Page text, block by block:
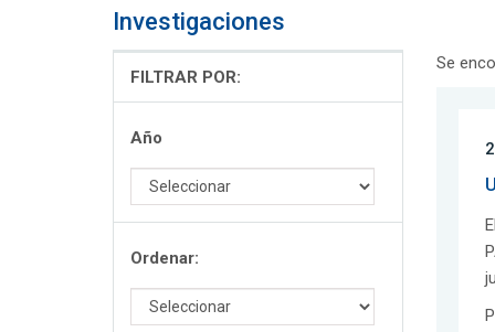
Investigaciones
FILTRAR POR:
Año
Ordenar:
Se